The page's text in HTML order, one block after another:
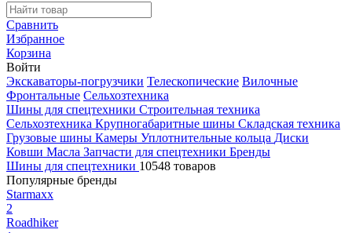
Сравнить
Избранное
Корзина
Войти
Экскаваторы-погрузчики Телескопические Вилочные
Фронтальные Сельхозтехника
Шины для спецтехники Строительная техника
Сельхозтехника Крупногабаритные шины Складская техника
Грузовые шины Камеры Уплотнительные кольца Диски
Ковши Масла Запчасти для спецтехники Бренды
Шины для спецтехники 10548 товаров
Популярные бренды
Starmaxx
2
Roadhiker